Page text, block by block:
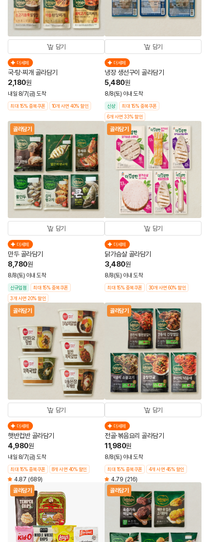
담기
더세페
국·탕·찌개 골라담기
2,180원
내일 8/7(금) 도착
최대 15% 중복쿠폰 10개 사면 40% 할인
담기
더세페
냉장 생선구이 골라담기
5,480원
8/8(토) 이내 도착
신상
최대 15% 중복쿠폰
6개 사면 33% 할인
골라담기
담기
더세페
만두 골라담기
8,780원
8/8(토) 이내 도착
신규입점
최대 15% 중복쿠폰
3개 사면 20% 할인
골라담기
담기
더세페
닭가슴살 골라담기
3,480원
8/8(토) 이내 도착
최대 15% 중복쿠폰 30개 사면 60% 할인
골라담기
담기
더세페
햇반컵반 골라담기
4,980원
내일 8/7(금) 도착
최대 15% 중복쿠폰 8개 사면 40% 할인
4.87 (689)
골라담기
담기
더세페
전골·볶음요리 골라담기
11,980원
8/8(토) 이내 도착
최대 15% 중복쿠폰 4개 사면 45% 할인
4.79 (216)
골라담기
골라담기